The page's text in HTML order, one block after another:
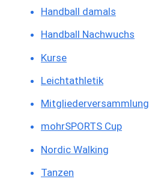
Handball damals
Handball Nachwuchs
Kurse
Leichtathletik
Mitgliederversammlung
mohrSPORTS Cup
Nordic Walking
Tanzen